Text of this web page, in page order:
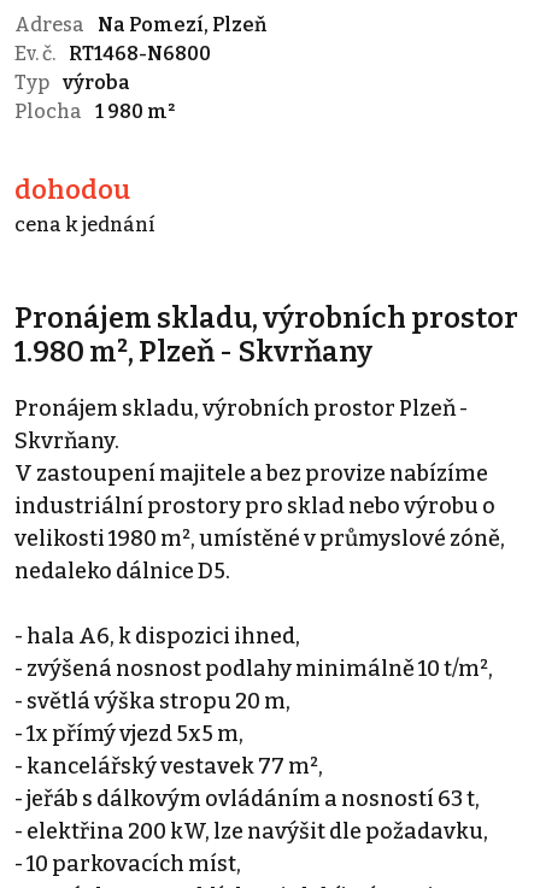
Adresa
Na Pomezí, Plzeň
Ev. č.
RT1468-N6800
Typ výroba
Plocha
1 980 m²
dohodou
cena k jednání
Pronájem skladu, výrobních prostor
1.980 m², Plzeň - Skvrňany
Pronájem skladu, výrobních prostor Plzeň -
Skvrňany.
V zastoupení majitele a bez provize nabízíme
industriální prostory pro sklad nebo výrobu o
velikosti 1980 m², umístěné v průmyslové zóně,
nedaleko dálnice D5.
- hala A6, k dispozici ihned,
- zvýšená nosnost podlahy minimálně 10 t/m²,
- světlá výška stropu 20 m,
- 1x přímý vjezd 5x5 m,
- kancelářský vestavek 77 m²,
- jeřáb s dálkovým ovládáním a nosností 63 t,
- elektřina 200 kW, lze navýšit dle požadavku,
- 10 parkovacích míst,